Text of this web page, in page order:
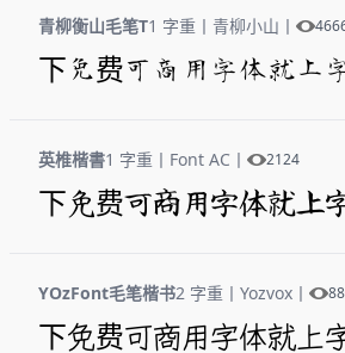
青柳衡山毛笔T1 字重 丨 青柳小山 丨
下免费可商用字体就上
英椎楷書1 字重 丨 Font AC 丨 2124
下免费可商用字体就上
YOzFont毛笔楷书2 字重 丨 Yozvox 丨
下免费可商用字体就上